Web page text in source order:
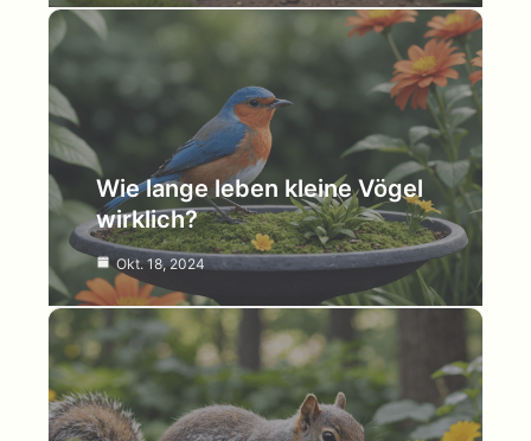
Wie lange leben kleine Vögel
wirklich?
Okt. 18, 2024